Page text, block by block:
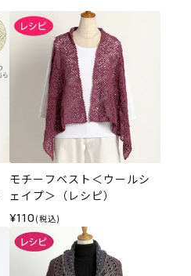
モチーフベスト＜ウールシ
ェイプ＞（レシピ）
¥110 (税込)